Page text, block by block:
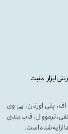
ابزار منبت
اف، پلی اورتان، پی وی
ترمووال، قاب بندی
ارایه شده است.